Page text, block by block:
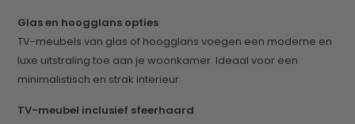
Glas en hoogglans opties
TV-meubels van glas of hoogglans voegen een moderne en
luxe uitstraling toe aan je woonkamer. Ideaal voor een
minimalistisch en strak interieur.
TV-meubel inclusief sfeerhaard